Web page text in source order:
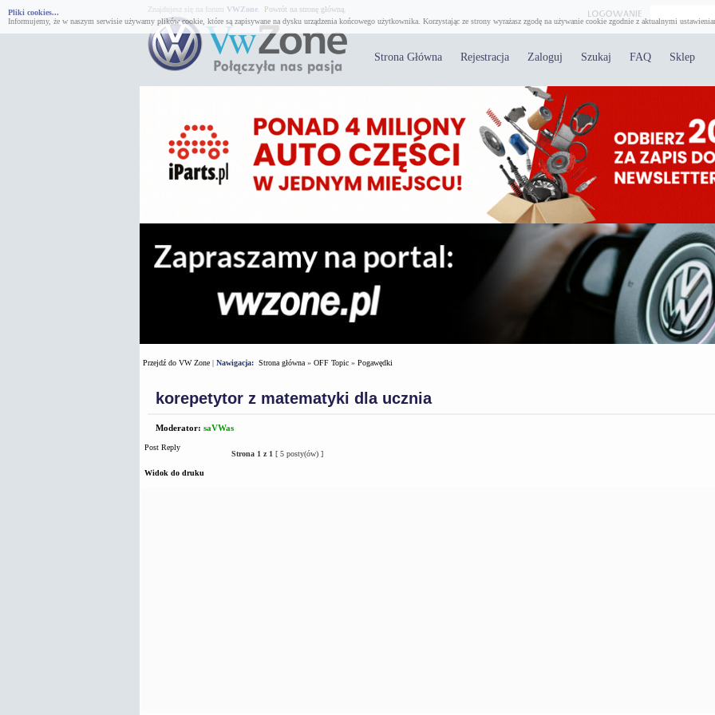
Pliki cookies...
Informujemy, że w naszym serwisie używamy plików cookie, które są zapisywane na dysku urządzenia końcowego użytkownika. Korzystając ze strony wyrażasz zgodę na używanie cookie zgodnie z aktualnymi
Znajdujesz się na forum VWZone. Powrót na stronę główną.
Strona Główna Rejestracja Zaloguj Szukaj FAQ Sklep
Przejdź do VW Zone| Nawigacja: Strona główna» OFF Topic» Pogawędki
korepetytor z matematyki dla ucznia
Moderator: saVWas
Post Reply
Strona 1 z 1 [ 5 posty(ów) ]
Widok do druku